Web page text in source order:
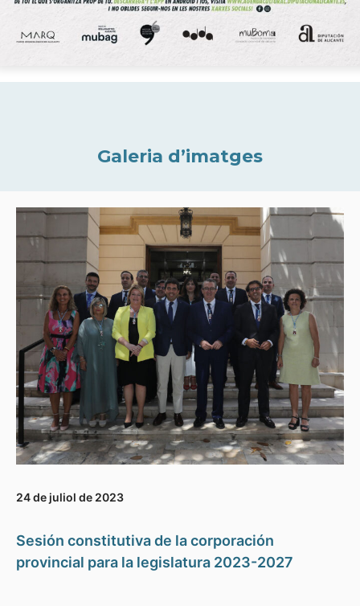
Galeria d’imatges
24 de juliol de 2023
Sesión constitutiva de la corporación
provincial para la legislatura 2023-2027